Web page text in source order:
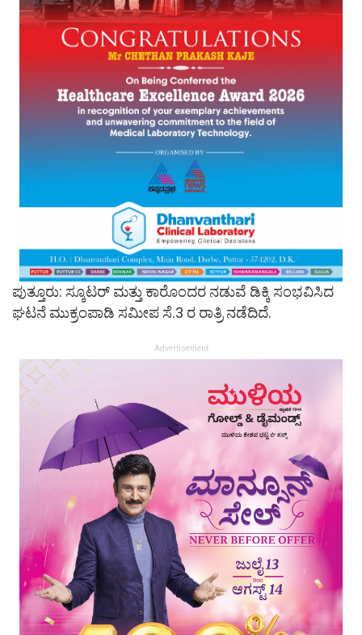
ಪುತ್ತೂರು: ಸ್ಕೂಟರ್ ಮತ್ತು ಕಾರೊಂದರ ನಡುವೆ ಡಿಕ್ಕಿ ಸಂಭವಿಸಿದ
ಘಟನೆ ಮುಕ್ರಂಪಾಡಿ ಸಮೀಪ ಸೆ.3 ರ ರಾತ್ರಿ ನಡೆದಿದೆ.
Advertisement